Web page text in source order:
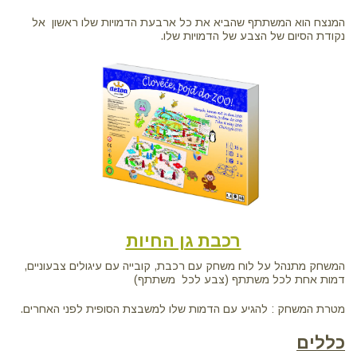
המנצח הוא המשתתף שהביא את כל ארבעת הדמויות שלו ראשון אל
נקודת הסיום של הצבע של הדמויות שלו.
רכבת גן החיות
המשחק מתנהל על לוח משחק עם רכבת, קובייה עם עיגולים צבעוניים,
דמות אחת לכל משתתף (צבע לכל משתתף)
מטרת המשחק : להגיע עם הדמות שלו למשבצת הסופית לפני האחרים.
כללים